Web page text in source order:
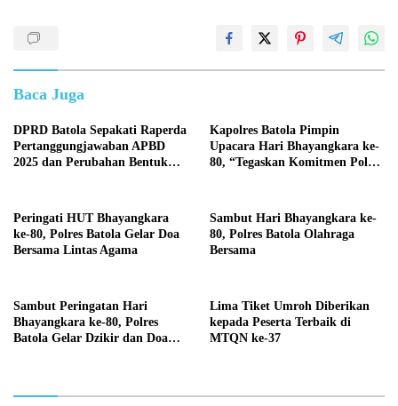
Baca Juga
DPRD Batola Sepakati Raperda
Pertanggungjawaban APBD
2025 dan Perubahan Bentuk
Kapolres Batola Pimpin
Upacara Hari Bhayangkara ke-
80, “Tegaskan Komitmen Polri
Peringati HUT Bhayangkara
ke-80, Polres Batola Gelar Doa
Bersama Lintas Agama
Sambut Hari Bhayangkara ke-
80, Polres Batola Olahraga
Bersama
Sambut Peringatan Hari
Bhayangkara ke-80, Polres
Batola Gelar Dzikir dan Doa
Lima Tiket Umroh Diberikan
kepada Peserta Terbaik di
MTQN ke-37